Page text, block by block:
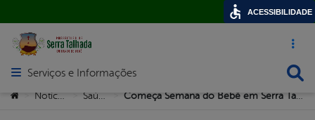
Acesso
Abrir menu principal de navegação
Serviços e Informações
Você está aqui:
> > >
ACESSIBILIDADE